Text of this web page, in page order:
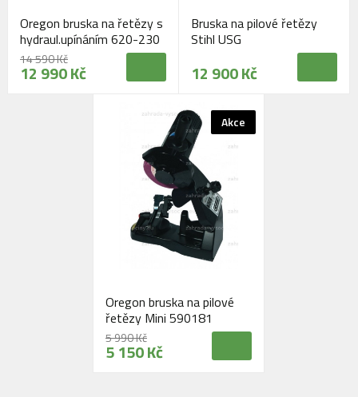
Oregon bruska na řetězy s
hydraul.upínáním 620-230
14 590 Kč
12 990 Kč
Bruska na pilové řetězy
Stihl USG
12 900 Kč
Akce
Oregon bruska na pilové
řetězy Mini 590181
5 990 Kč
5 150 Kč